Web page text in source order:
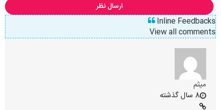
ارسال نظر
Inline Feedbacks
View all comments
میثم
8 سال گذشته